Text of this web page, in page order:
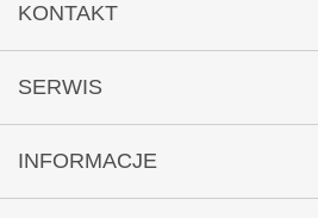
Faktura z wydłużonym terminem
Wysyłka neutralna
KONTAKT
Usługa oddzwaniania
Zapytanie przez e-mail.
SERWIS
Profesjonalna weryfikacja plików do
INFORMACJE